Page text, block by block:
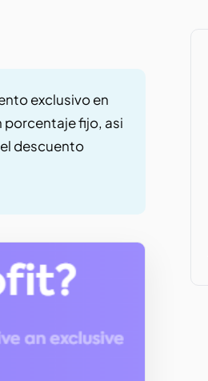
exclusivo en
porcentaje fijo, asi
descuento